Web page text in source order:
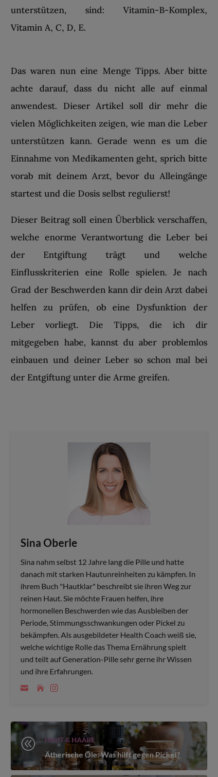
unterstützen, sind: Vitamin-B-Komplex,
Vitamin A, C, D, E.
Das waren nun eine Menge Tipps. Aber bitte
achte darauf, dass du nicht alle auf einmal
anwendest. Dieser Artikel soll dir mehr die
vielen Möglichkeiten zeigen, wie man die Leber
unterstützen kann. Gerade wenn es um die
Einnahme von Medikamenten geht, sprich bitte
vorab mit deinem Arzt, bevor du Alleingänge
startest und die Dosis selbst regulierst!
Dieser Beitrag soll einen Überblick verschaffen,
welche enorme Verantwortung die Leber bei
der Entgiftung trägt und welche
Einflusskriterien eine Rolle spielen. Je nach
Grad der Beschwerden kann dir dein Arzt dabei
helfen zu prüfen, ob eine Dysfunktion der
Leber vorliegt. Die Tipps, die ich dir
mitgegeben habe, kannst du aber problemlos
einbauen und deiner Leber so schon mal bei
der Entgiftung unter die Arme greifen.
Sina Oberle
Sina nahm selbst 12 Jahre lang die Pille und hatte
danach mit starken Hautunreinheiten zu kämpfen. In
ihrem Buch "Hautklar" beschreibt sie ihren Weg zur
reinen Haut. Sie möchte Frauen helfen, ihre
hormonellen Beschwerden wie das Ausbleiben der
Periode, Stimmungsschwankungen oder Pickel zu
bekämpfen. Als ausgebildeter Health Coach weiß sie,
welche wichtige Rolle das Thema Ernährung spielt
und teilt auf Generation-Pille sehr gerne ihr Wissen
und ihre Erfahrungen.
@ HAUT & HAARE
Ätherische Öle: Was hilft gegen Pickel?